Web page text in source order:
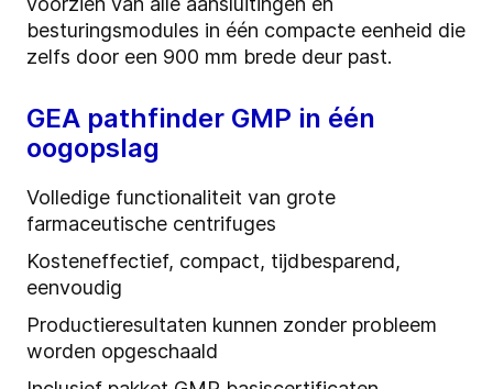
besturingsmodules in één compacte eenheid die
zelfs door een 900 mm brede deur past.
GEA pathfinder GMP in één
oogopslag
Volledige functionaliteit van grote
farmaceutische centrifuges
Kosteneffectief, compact, tijdbesparend,
eenvoudig
Productieresultaten kunnen zonder probleem
worden opgeschaald